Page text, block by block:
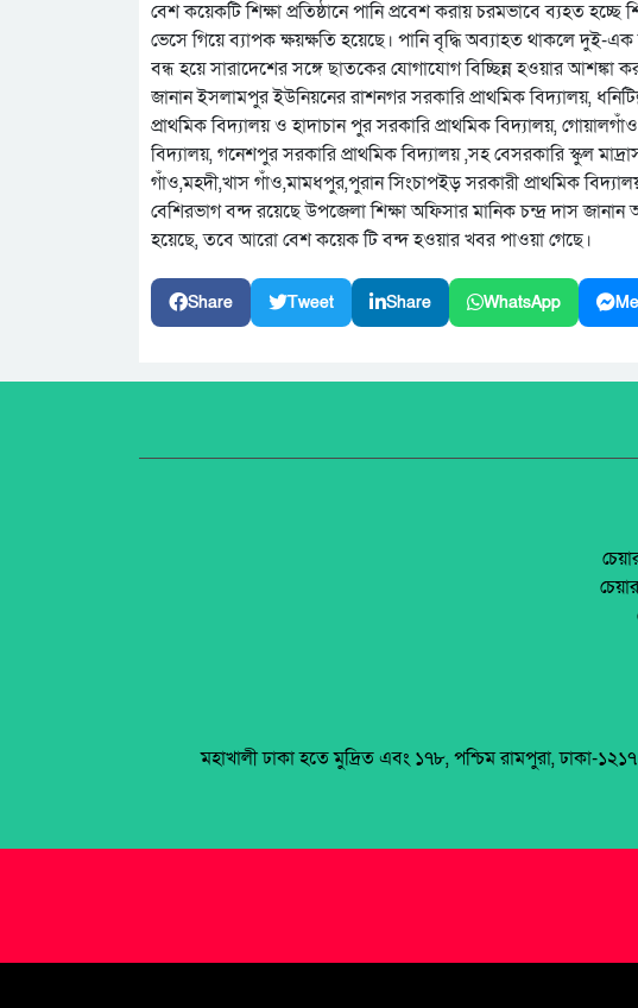
বেশ কয়েকটি শিক্ষা প্রতিষ্ঠানে পানি প্রবেশ করায় চরমভাবে ব্যহত হচ্ছে
ভেসে গিয়ে ব্যাপক ক্ষয়ক্ষতি হয়েছে। পানি বৃদ্ধি অব্যাহত থাকলে দুই-
বন্ধ হয়ে সারাদেশের সঙ্গে ছাতকের যোগাযোগ বিচ্ছিন্ন হওয়ার আশঙ্কা
জানান ইসলামপুর ইউনিয়নের রাশনগর সরকারি প্রাথমিক বিদ্যালয়,
প্রাথমিক বিদ্যালয় ও হাদাচান পুর সরকারি প্রাথমিক বিদ্যালয়,
বিদ্যালয়, গনেশপুর সরকারি প্রাথমিক বিদ্যালয় ,সহ বেসরকারি স্কুল
গাঁও,মহদী,খাস গাঁও,মামধপুর,পুরান সিংচাপইড় সরকারী প্রাথমিক
বেশিরভাগ বন্দ রয়েছে উপজেলা শিক্ষা অফিসার মানিক চন্দ্র দাস
হয়েছে, তবে আরো বেশ কয়েক টি বন্দ হওয়ার খবর পাওয়া গেছে।
Share Tweet Share WhatsApp
মহাখালী ঢাকা হতে মুদ্রিত এবং ১৭৮, পশ্চিম রামপুরা, ঢাকা-